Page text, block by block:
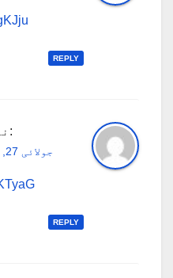
REPLY
نے کہا:
جولائی 27, 2025 وقت 11:06 صبح
REPLY